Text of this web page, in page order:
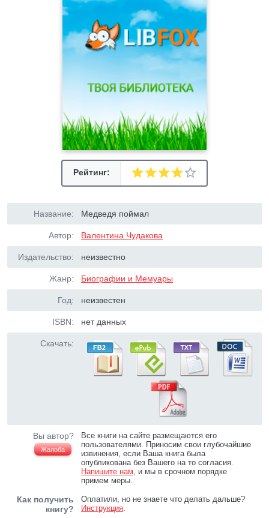
Рейтинг:
Название: Медведя поймал
Автор: Валентина Чудакова
Издательство: неизвестно
Жанр: Биографии и Мемуары
Год: неизвестен
ISBN: нет данных
Скачать:
Вы автор?
Жалоба
Все книги на сайте размещаются его
пользователями. Приносим свои глубочайшие
извинения, если Ваша книга была
опубликована без Вашего на то согласия.
Напишите нам, и мы в срочном порядке
примем меры.
Как получить
книгу?
Оплатили, но не знаете что делать дальше?
Инструкция.